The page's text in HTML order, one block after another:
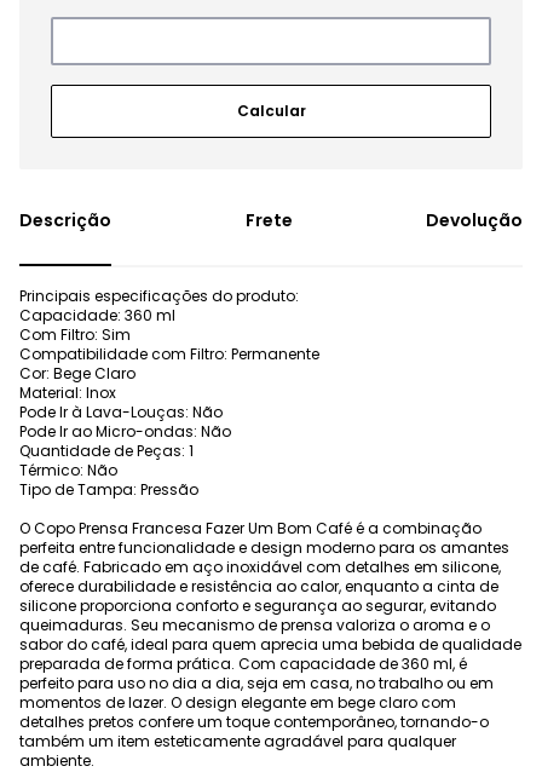
Frete Devolução
Principais especificações do produto:
Capacidade: 360 ml
Com Filtro: Sim
Compatibilidade com Filtro: Permanente
Cor: Bege Claro
Material: Inox
Pode Ir à Lava-Louças: Não
Pode Ir ao Micro-ondas: Não
Quantidade de Peças: 1
Térmico: Não
Tipo de Tampa: Pressão
O Copo Prensa Francesa Fazer Um Bom Café é a combinação
perfeita entre funcionalidade e design moderno para os amantes
de café. Fabricado em aço inoxidável com detalhes em silicone,
oferece durabilidade e resistência ao calor, enquanto a cinta de
silicone proporciona conforto e segurança ao segurar, evitando
queimaduras. Seu mecanismo de prensa valoriza o aroma e o
sabor do café, ideal para quem aprecia uma bebida de qualidade
preparada de forma prática. Com capacidade de 360 ml, é
perfeito para uso no dia a dia, seja em casa, no trabalho ou em
momentos de lazer. O design elegante em bege claro com
detalhes pretos confere um toque contemporâneo, tornando-o
também um item esteticamente agradável para qualquer
ambiente.